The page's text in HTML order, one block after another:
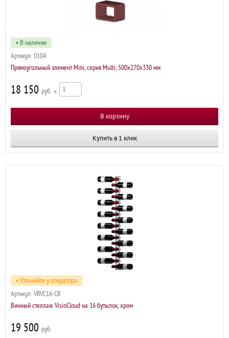
• В наличии
Артикул: 0104
Прямоугольный элемент Mini, серия Multi, 500х270х330 мм
18 150 р ×
Купить в 1 клик
• Уточняйте у оператора
Артикул: VRVC16‐CR
Винный стеллаж VisioCloud на 16 бутылок, хром
19 500 р